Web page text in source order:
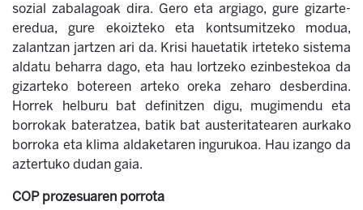
sozial zabalagoak dira. Gero eta argiago, gure gizarte-
eredua, gure ekoizteko eta kontsumitzeko modua,
zalantzan jartzen ari da. Krisi hauetatik irteteko sistema
aldatu beharra dago, eta hau lortzeko ezinbestekoa da
gizarteko botereen arteko oreka zeharo desberdina.
Horrek helburu bat definitzen digu, mugimendu eta
borrokak bateratzea, batik bat austeritatearen aurkako
borroka eta klima aldaketaren ingurukoa. Hau izango da
aztertuko dudan gaia.
COP prozesuaren porrota